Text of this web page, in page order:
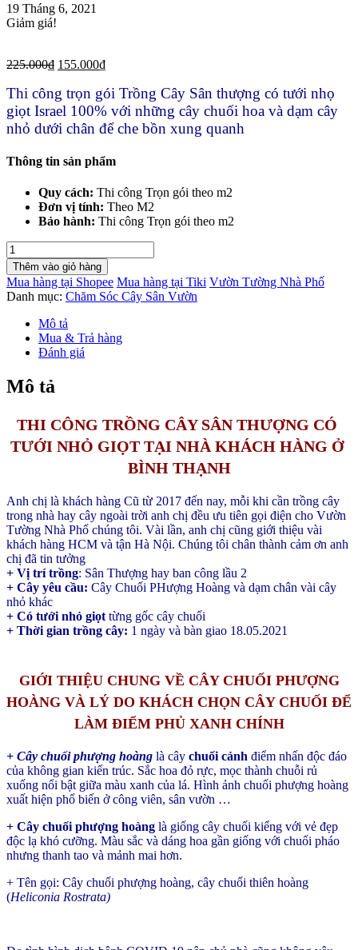
19 Tháng 6, 2021
Giảm giá!
225.000₫ 155.000₫
Thi công trọn gói Trồng Cây Sân thượng có tưới nhọ
giọt Israel 100% với những cây chuối hoa và dạm cây
nhỏ dưới chân để che bồn xung quanh
Thông tin sản phẩm
Quy cách: Thi công Trọn gói theo m2
Đơn vị tính: Theo M2
Bảo hành: Thi công Trọn gói theo m2
Trồng
Cây
Sân
Vườn
Có
Tưới
Nhỏ
(Chuối
phượng
hoàng)
chị
Huyền
Bình
Thêm vào giỏ hàng
Mua hàng tại Shopee Mua hàng tại Tiki Vườn Tường Nhà Phố
Danh mục: Chăm Sóc Cây Sân Vườn
Mô tả
Mua & Trả hàng
Đánh giá
Mô tả
THI CÔNG TRỒNG CÂY SÂN THƯỢNG CÓ
TƯỚI NHỎ GIỌT TẠI NHÀ KHÁCH HÀNG Ở
BÌNH THẠNH
Anh chị là khách hàng Cũ từ 2017 đến nay, mỗi khi cần trồng cây
trong nhà hay cây ngoài trời anh chị đều ưu tiên gọi điện cho Vườn
Tường Nhà Phố chúng tôi. Vài lần, anh chị cũng giới thiệu vài
khách hàng HCM và tận Hà Nội. Chúng tôi chân thành cảm ơn anh
chị đã tin tưởng
+ Vị trí trồng: Sân Thượng hay ban công lầu 2
+ Cây yêu cầu: Cây Chuối PHượng Hoàng và dạm chân vài cây
nhỏ khác
+ Có tưới nhỏ giọt từng gốc cây chuối
+ Thời gian trồng cây: 1 ngày và bàn giao 18.05.2021
GIỚI THIỆU CHUNG VỀ CÂY CHUỐI PHƯỢNG
HOÀNG VÀ LÝ DO KHÁCH CHỌN CÂY CHUỐI ĐỂ
LÀM ĐIỂM PHỦ XANH CHÍNH
+ Cây chuối phượng hoàng là cây chuối cảnh điểm nhấn độc đáo
của không gian kiến trúc. Sắc hoa đỏ rực, mọc thành chuỗi rủ
xuống nổi bật giữa màu xanh của lá. Hình ảnh chuối phượng hoàng
xuất hiện phổ biến ở công viên, sân vườn …
+ Cây chuối phượng hoàng là giống cây chuối kiểng với vẻ đẹp
độc lạ khó cưỡng. Màu sắc và dáng hoa gần giống với chuối pháo
nhưng thanh tao và mảnh mai hơn.
+ Tên gọi: Cây chuối phượng hoàng, cây chuối thiên hoàng
(Heliconia Rostrata)